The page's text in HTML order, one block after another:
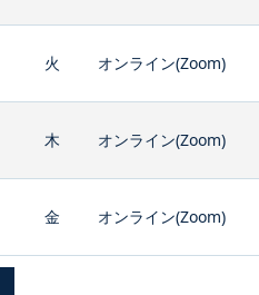
火 オンライン(Zoom)
木 オンライン(Zoom)
金 オンライン(Zoom)